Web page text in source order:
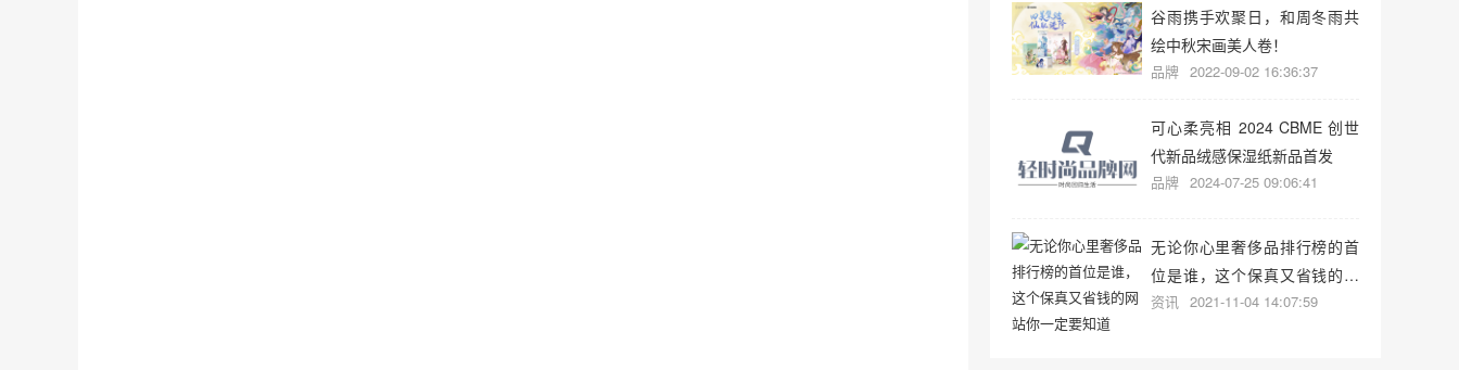
谷雨携手欢聚日，和周冬雨共
绘中秋宋画美人卷！
品牌 2022-09-02 16:36:37
可心柔亮相 2024 CBME 创世
代新品绒感保湿纸新品首发
品牌 2024-07-25 09:06:41
无论你心里奢侈品排行榜的首
位是谁，这个保真又省钱的网
站你一定要知道
资讯 2021-11-04 14:07:59